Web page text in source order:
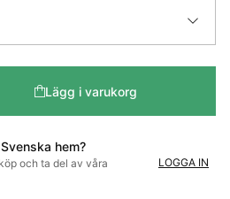
Lägg i varukorg
hem?
och ta del av våra
LOGGA IN